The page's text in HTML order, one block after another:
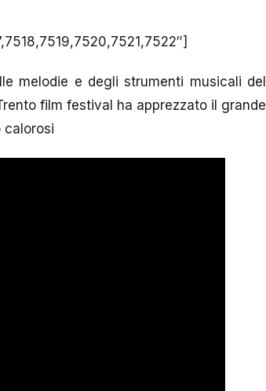
melodie e degli strumenti musicali del
film festival ha apprezzato il grande
calorosi